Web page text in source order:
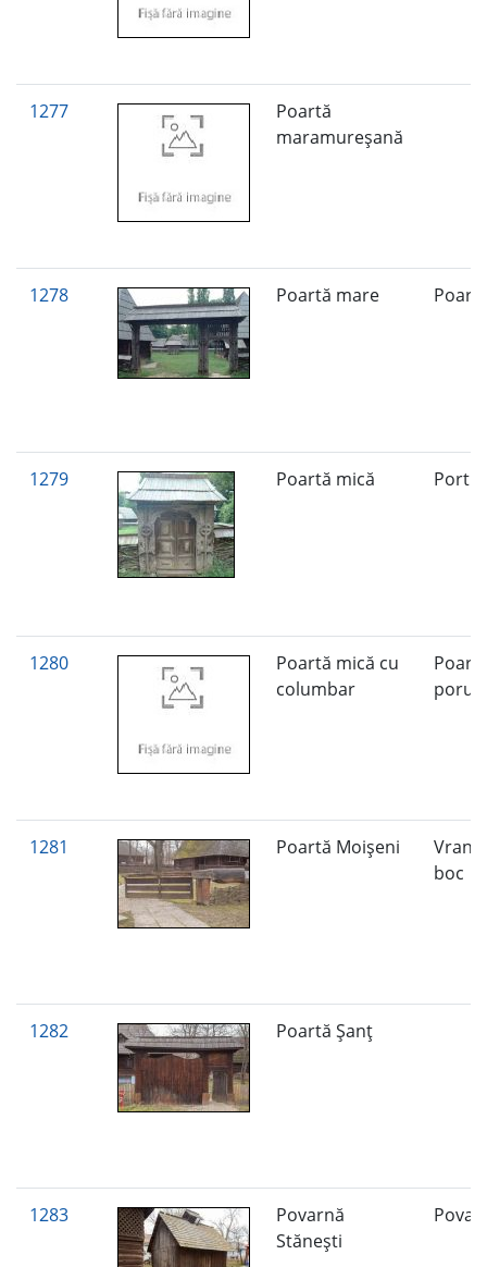
1277
Poartă
maramureşană
1278 Poartă mare
1279 Poartă mică
1280
Poartă mică cu
columbar
1281 Poartă Moişeni
boc
1282 Poartă Șanț
1283
Povarnă
Stănești